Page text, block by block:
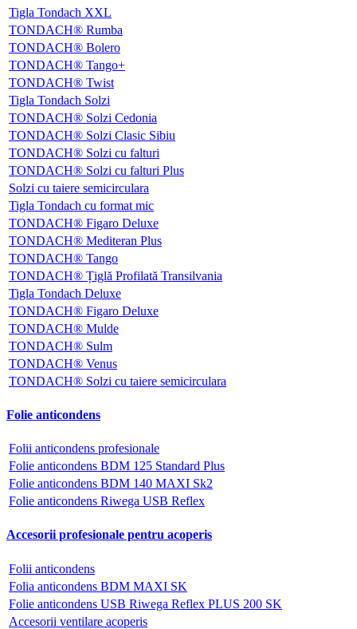
Tigla Tondach XXL
TONDACH® Rumba
TONDACH® Bolero
TONDACH® Tango+
TONDACH® Twist
Tigla Tondach Solzi
TONDACH® Solzi Cedonia
TONDACH® Solzi Clasic Sibiu
TONDACH® Solzi cu falturi
TONDACH® Solzi cu falturi Plus
Solzi cu taiere semicirculara
Tigla Tondach cu format mic
TONDACH® Figaro Deluxe
TONDACH® Mediteran Plus
TONDACH® Tango
TONDACH® Țiglă Profilată Transilvania
Tigla Tondach Deluxe
TONDACH® Figaro Deluxe
TONDACH® Mulde
TONDACH® Sulm
TONDACH® Venus
TONDACH® Solzi cu taiere semicirculara
Folie anticondens
Folii anticondens profesionale
Folie anticondens BDM 125 Standard Plus
Folie anticondens BDM 140 MAXI Sk2
Folie anticondens Riwega USB Reflex
Accesorii profesionale pentru acoperis
Folii anticondens
Folia anticondens BDM MAXI SK
Folie anticondens USB Riwega Reflex PLUS 200 SK
Accesorii ventilare acoperis